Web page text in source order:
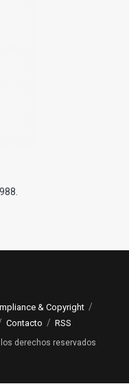
& Copyright
Contacto RSS
derechos reservados